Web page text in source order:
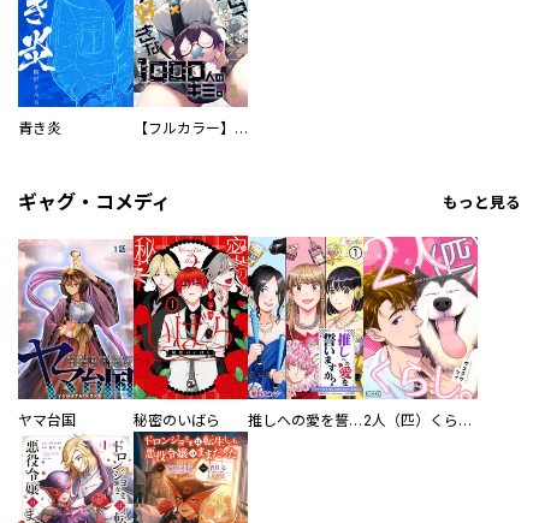
青き炎 【フルカラー】さよなら、私の大好きな１０００人のキミ。
ギャグ・コメディ もっと見る
ヤマ台国 秘密のいばら 推しへの愛を誓いますか？～アラサー女子、推しは逃げぬが人生逃げる～ 2人（匹）くらし。